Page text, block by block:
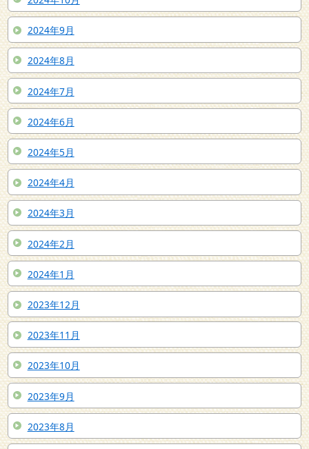
2024年9月
2024年8月
2024年7月
2024年6月
2024年5月
2024年4月
2024年3月
2024年2月
2024年1月
2023年12月
2023年11月
2023年10月
2023年9月
2023年8月